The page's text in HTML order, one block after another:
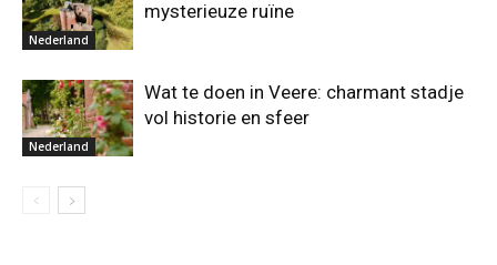
Nederland
mysterieuze ruïne
Nederland
Wat te doen in Veere: charmant stadje
vol historie en sfeer